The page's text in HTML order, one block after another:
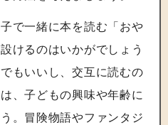
で一緒に本を読む「おや
けるのはいかがでしょう
もいいし、交互に読むの
、子どもの興味や年齢に
。冒険物語やファンタジ